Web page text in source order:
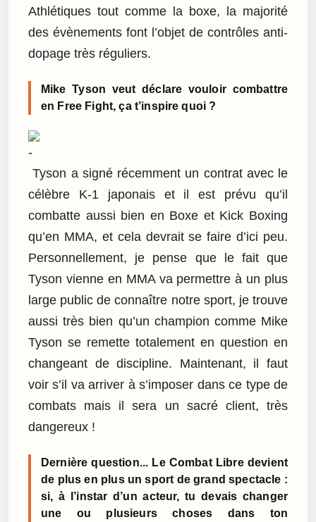
Athlétiques tout comme la boxe, la majorité
des évènements font l’objet de contrôles anti-
dopage très réguliers.
Mike Tyson veut déclare vouloir combattre
en Free Fight, ça t’inspire quoi ?
Tyson a signé récemment un contrat avec le
célèbre K-1 japonais et il est prévu qu’il
combatte aussi bien en Boxe et Kick Boxing
qu’en MMA, et cela devrait se faire d’ici peu.
Personnellement, je pense que le fait que
Tyson vienne en MMA va permettre à un plus
large public de connaître notre sport, je trouve
aussi très bien qu’un champion comme Mike
Tyson se remette totalement en question en
changeant de discipline. Maintenant, il faut
voir s’il va arriver à s’imposer dans ce type de
combats mais il sera un sacré client, très
dangereux !
Dernière question... Le Combat Libre devient
de plus en plus un sport de grand spectacle :
si, à l’instar d’un acteur, tu devais changer
une ou plusieurs choses dans ton